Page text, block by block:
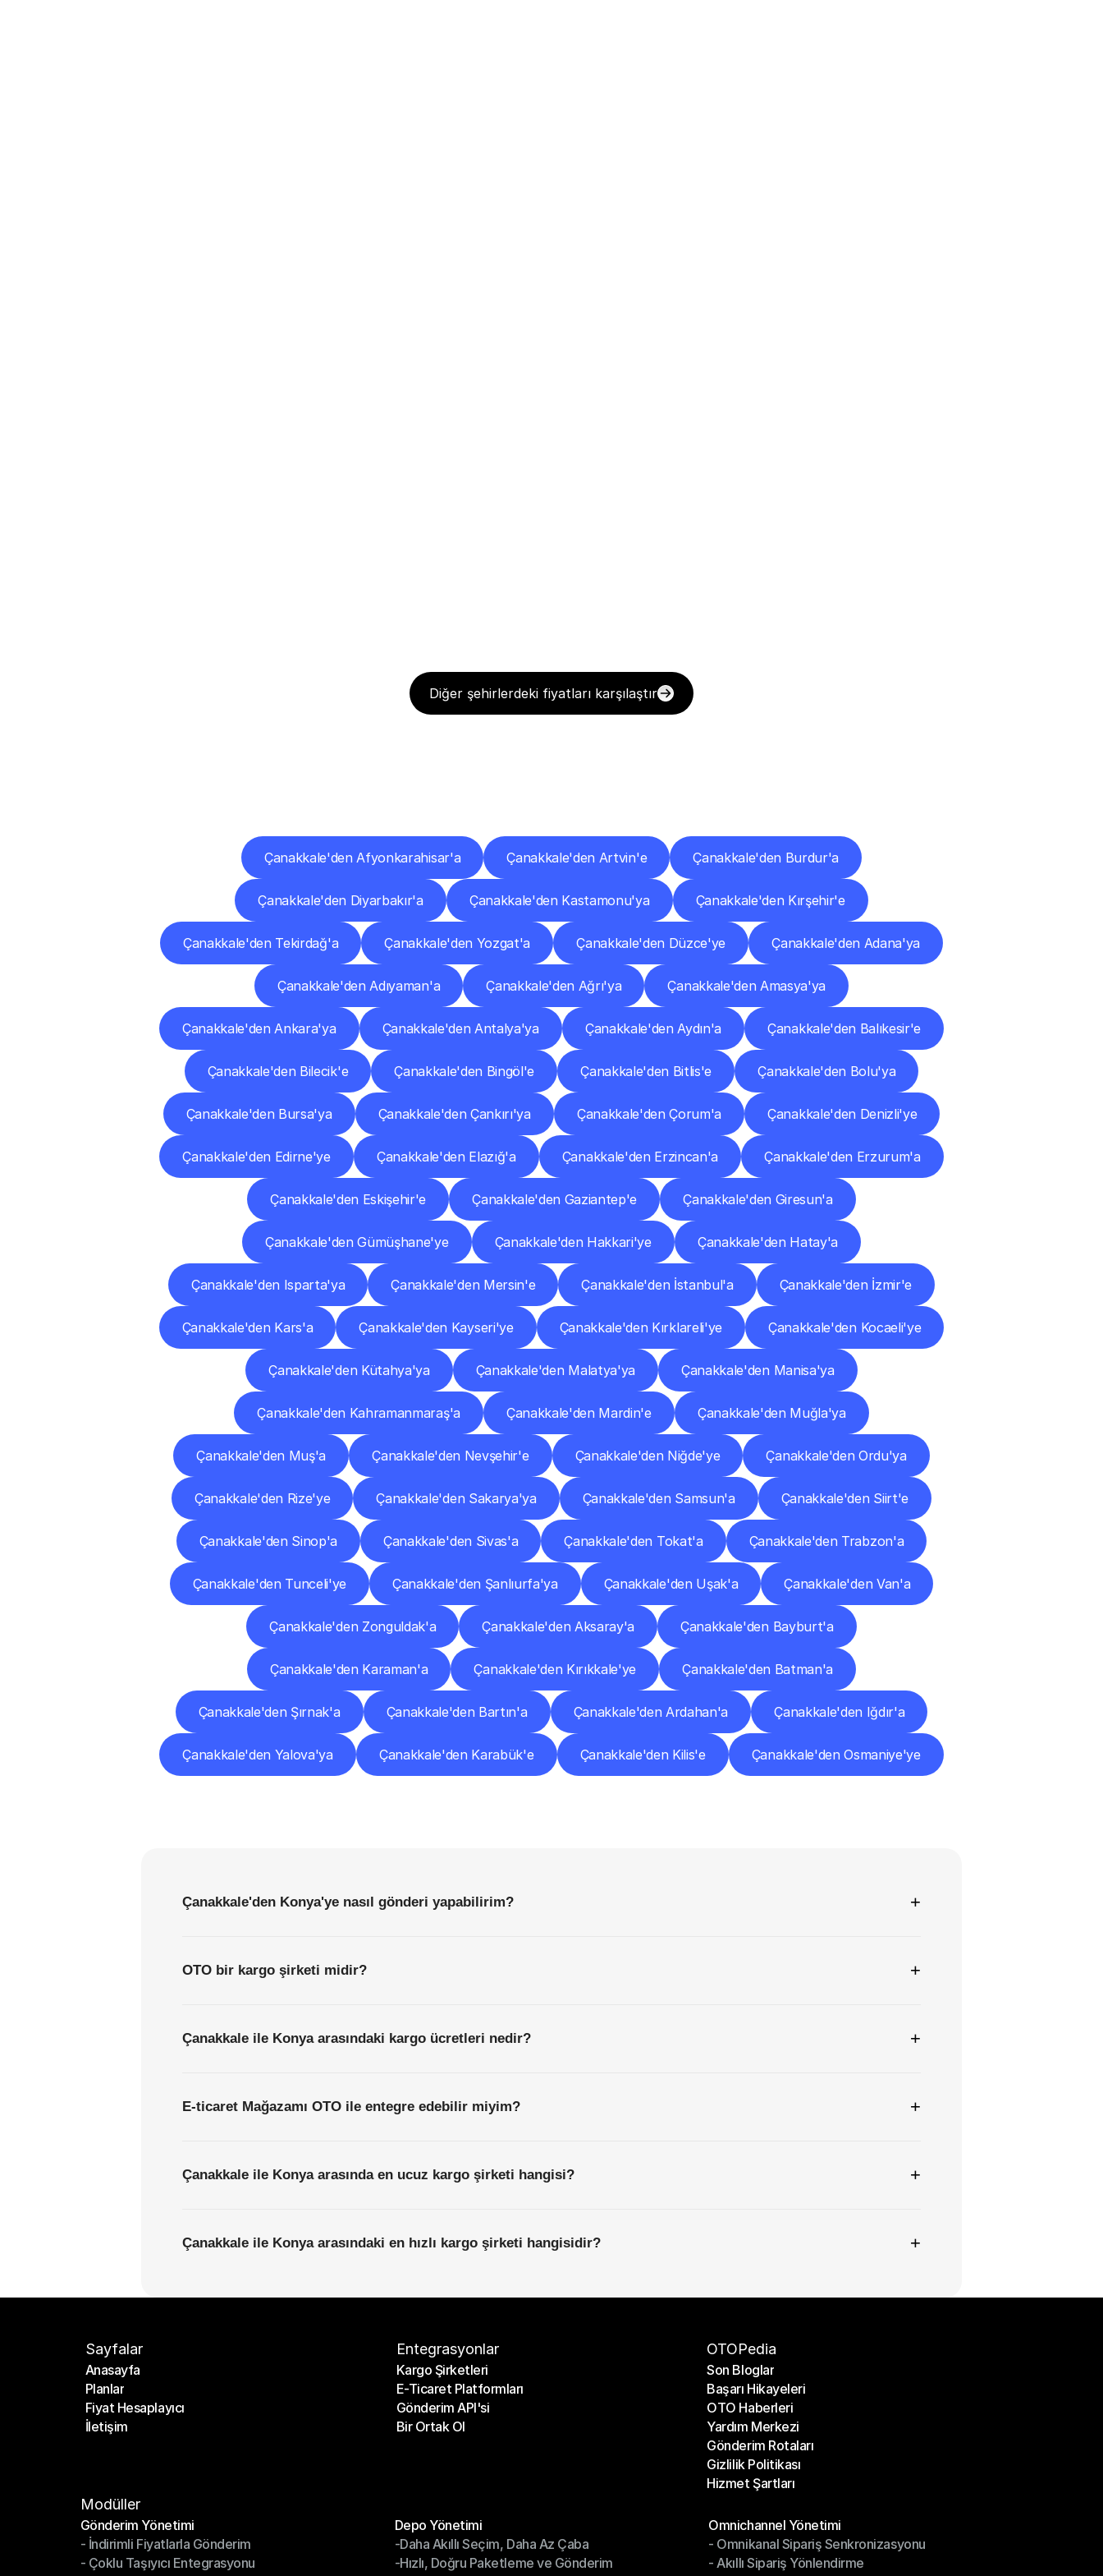
Diğer şehirlerdeki fiyatları karşılaştır
Çanakkale'den Afyonkarahisar'a Çanakkale'den Artvin'e Çanakkale'den Burdur'a
Çanakkale'den Diyarbakır'a Çanakkale'den Kastamonu'ya Çanakkale'den Kırşehir'e
Çanakkale'den Tekirdağ'a Çanakkale'den Yozgat'a Çanakkale'den Düzce'ye Çanakkale'den Adana'ya
Çanakkale'den Adıyaman'a Çanakkale'den Ağrı'ya Çanakkale'den Amasya'ya
Çanakkale'den Ankara'ya Çanakkale'den Antalya'ya Çanakkale'den Aydın'a Çanakkale'den Balıkesir'e
Çanakkale'den Bilecik'e Çanakkale'den Bingöl'e Çanakkale'den Bitlis'e Çanakkale'den Bolu'ya
Çanakkale'den Bursa'ya Çanakkale'den Çankırı'ya Çanakkale'den Çorum'a Çanakkale'den Denizli'ye
Çanakkale'den Edirne'ye Çanakkale'den Elazığ'a Çanakkale'den Erzincan'a Çanakkale'den Erzurum'a
Çanakkale'den Eskişehir'e Çanakkale'den Gaziantep'e Çanakkale'den Giresun'a
Çanakkale'den Gümüşhane'ye Çanakkale'den Hakkari'ye Çanakkale'den Hatay'a
Çanakkale'den Isparta'ya Çanakkale'den Mersin'e Çanakkale'den İstanbul'a Çanakkale'den İzmir'e
Çanakkale'den Kars'a Çanakkale'den Kayseri'ye Çanakkale'den Kırklareli'ye Çanakkale'den Kocaeli'ye
Çanakkale'den Kütahya'ya Çanakkale'den Malatya'ya Çanakkale'den Manisa'ya
Çanakkale'den Kahramanmaraş'a Çanakkale'den Mardin'e Çanakkale'den Muğla'ya
Çanakkale'den Muş'a Çanakkale'den Nevşehir'e Çanakkale'den Niğde'ye Çanakkale'den Ordu'ya
Çanakkale'den Rize'ye Çanakkale'den Sakarya'ya Çanakkale'den Samsun'a Çanakkale'den Siirt'e
Çanakkale'den Sinop'a Çanakkale'den Sivas'a Çanakkale'den Tokat'a Çanakkale'den Trabzon'a
Çanakkale'den Tunceli'ye Çanakkale'den Şanlıurfa'ya Çanakkale'den Uşak'a Çanakkale'den Van'a
Çanakkale'den Zonguldak'a Çanakkale'den Aksaray'a Çanakkale'den Bayburt'a
Çanakkale'den Karaman'a Çanakkale'den Kırıkkale'ye Çanakkale'den Batman'a
Çanakkale'den Şırnak'a Çanakkale'den Bartın'a Çanakkale'den Ardahan'a Çanakkale'den Iğdır'a
Çanakkale'den Yalova'ya Çanakkale'den Karabük'e Çanakkale'den Kilis'e Çanakkale'den Osmaniye'ye
Çanakkale'den Konya'ye nasıl gönderi yapabilirim? +
OTO bir kargo şirketi midir? +
Çanakkale ile Konya arasındaki kargo ücretleri nedir? +
E-ticaret Mağazamı OTO ile entegre edebilir miyim? +
Çanakkale ile Konya arasında en ucuz kargo şirketi hangisi? +
Çanakkale ile Konya arasındaki en hızlı kargo şirketi hangisidir? +
Sayfalar
Anasayfa
Anasayfa
Planlar
Planlar
Fiyat Hesaplayıcı
Fiyat Hesaplayıcı
İletişim
Entegrasyonlar
Kargo Şirketleri
Kargo Şirketleri
E-Ticaret Platformları
E-Ticaret Platformları
Gönderim API'si
Gönderim API'si
Bir Ortak Ol
OTOPedia
Son Bloglar
Son Bloglar
Başarı Hikayeleri
Başarı Hikayeleri
OTO Haberleri
OTO Haberleri
Yardım Merkezi
Yardım Merkezi
Gönderim Rotaları
Gönderim Rotaları
Gizlilik Politikası
Gizlilik Politikası
Hizmet Şartları
Modüller
Gönderim Yönetimi
Gönderim Yönetimi
- İndirimli Fiyatlarla Gönderim
- İndirimli Fiyatlarla Gönderim
- Çoklu Taşıyıcı Entegrasyonu
Depo Yönetimi
Depo Yönetimi
-Daha Akıllı Seçim, Daha Az Çaba
-Daha Akıllı Seçim, Daha Az Çaba
-Hızlı, Doğru Paketleme ve Gönderim
Omnichannel Yönetimi
Omnichannel Yönetimi
- Omnikanal Sipariş Senkronizasyonu
- Omnikanal Sipariş Senkronizasyonu
- Akıllı Sipariş Yönlendirme